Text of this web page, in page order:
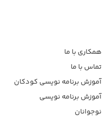
همکاری با ما
تماس با ما
آموزش برنامه نویسی کودکان
آموزش برنامه نویسی
نوجوانان